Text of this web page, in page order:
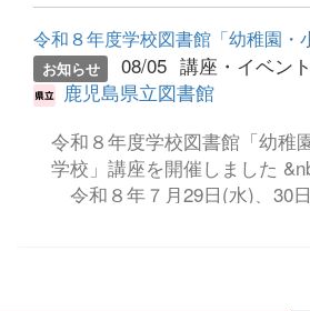
ンネームに ちなんだ日です。
子どもも魅了する椋鳩十の世
お知らせ 08/05 講座・イベン
鹿児島県立図書館
令和８年度学校図書館「幼稚
学校」講座を開催しました
令和８年７月29日(水)、30日